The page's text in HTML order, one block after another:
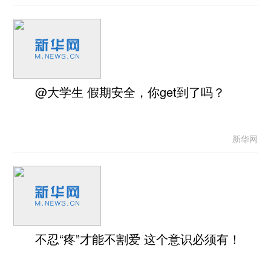
@大学生 假期安全，你get到了吗？
新华网
不忍“疼”才能不割爱 这个意识必须有！